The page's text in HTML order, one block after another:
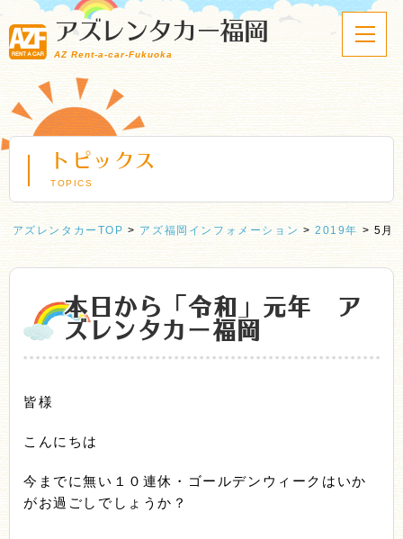
アズレンタカー福岡
AZ Rent-a-car-Fukuoka
トピックス
TOPICS
アズレンタカーTOP > アズ福岡インフォメーション > 2019年 > 5月
本日から「令和」元年 ア
ズレンタカー福岡
皆様
こんにちは
今までに無い１０連休・ゴールデンウィークはいか
がお過ごしでしょうか？